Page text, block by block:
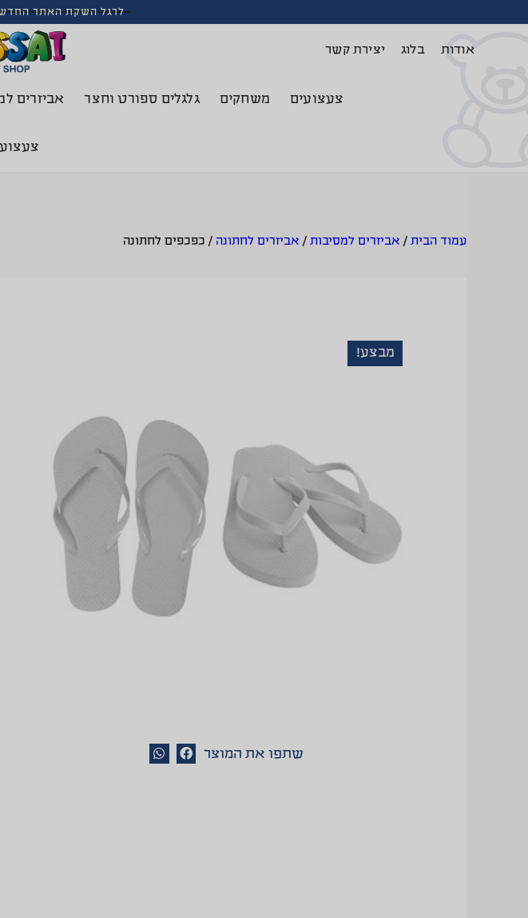
לרגל השקת האתר החדש
אודות בלוג יצירת קשר
צעצועים משחקים גלגלים ספורט וחצר אביזרים
עמוד הבית / אביזרים למסיבות / אביזרים לחתונה / כפכפים לחתונה
מבצע!
שתפו את המוצר